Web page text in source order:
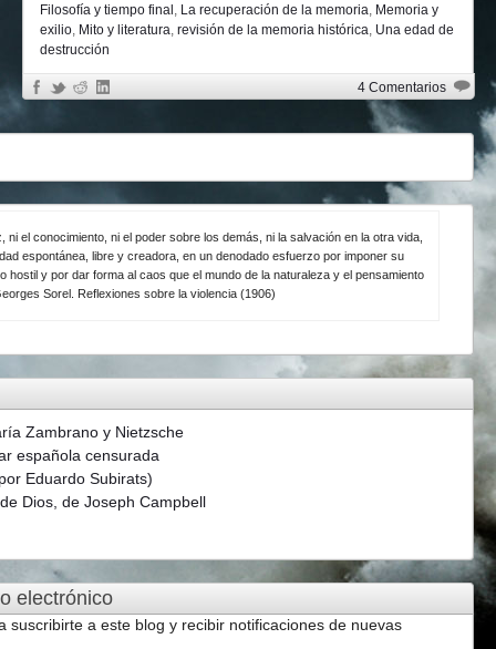
Filosofía y tiempo final , La recuperación de la memoria, Memoria y
exilio, Mito y literatura, revisión de la memoria histórica, Una edad de
destrucción
4 Comentarios
ni el conocimiento, ni el poder sobre los demás, ni la salvación en la otra vida,
espontánea, libre y creadora, en un denodado esfuerzo por imponer su
hostil y por dar forma al caos que el mundo de la naturaleza y el pensamiento
Sorel. Reflexiones sobre la violencia (1906)
Zambrano y Nietzsche
española censurada
Eduardo Subirats)
Dios, de Joseph Campbell
electrónico
suscribirte a este blog y recibir notificaciones de nuevas